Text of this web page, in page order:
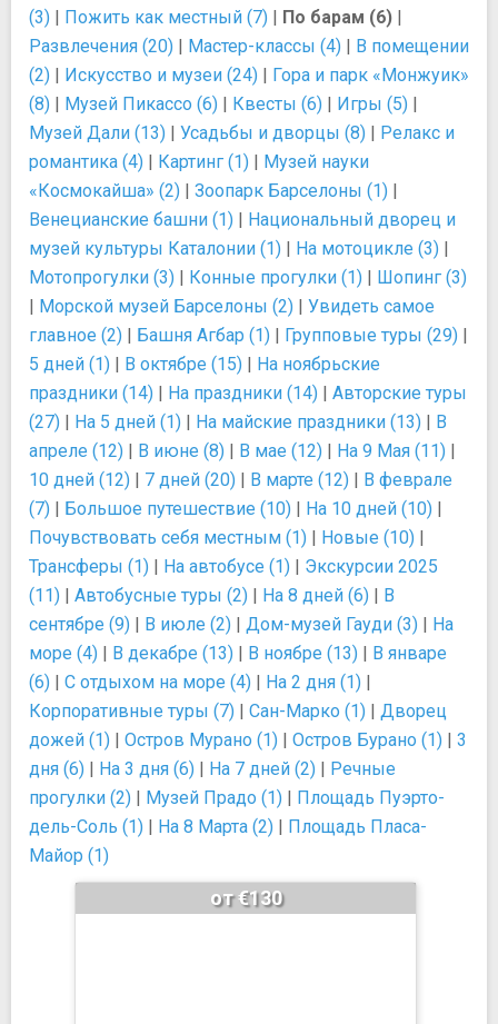
(3) | Пожить как местный (7) | По барам (6) |
Развлечения (20) | Мастер-классы (4) | В помещении
(2) | Искусство и музеи (24) | Гора и парк «Монжуик»
(8) | Музей Пикассо (6) | Квесты (6) | Игры (5) |
Музей Дали (13) | Усадьбы и дворцы (8) | Релакс и
романтика (4) | Картинг (1) | Музей науки
«Космокайша» (2) | Зоопарк Барселоны (1) |
Венецианские башни (1) | Национальный дворец и
музей культуры Каталонии (1) | На мотоцикле (3) |
Мотопрогулки (3) | Конные прогулки (1) | Шопинг (3)
| Морской музей Барселоны (2) | Увидеть самое
главное (2) | Башня Агбар (1) | Групповые туры (29) |
5 дней (1) | В октябре (15) | На ноябрьские
праздники (14) | На праздники (14) | Авторские туры
(27) | На 5 дней (1) | На майские праздники (13) | В
апреле (12) | В июне (8) | В мае (12) | На 9 Мая (11) |
10 дней (12) | 7 дней (20) | В марте (12) | В феврале
(7) | Большое путешествие (10) | На 10 дней (10) |
Почувствовать себя местным (1) | Новые (10) |
Трансферы (1) | На автобусе (1) | Экскурсии 2025
(11) | Автобусные туры (2) | На 8 дней (6) | В
сентябре (9) | В июле (2) | Дом-музей Гауди (3) | На
море (4) | В декабре (13) | В ноябре (13) | В январе
(6) | С отдыхом на море (4) | На 2 дня (1) |
Корпоративные туры (7) | Сан-Марко (1) | Дворец
дожей (1) | Остров Мурано (1) | Остров Бурано (1) | 3
дня (6) | На 3 дня (6) | На 7 дней (2) | Речные
прогулки (2) | Музей Прадо (1) | Площадь Пуэрто-
дель-Соль (1) | На 8 Марта (2) | Площадь Пласа-
Майор (1)
от €130